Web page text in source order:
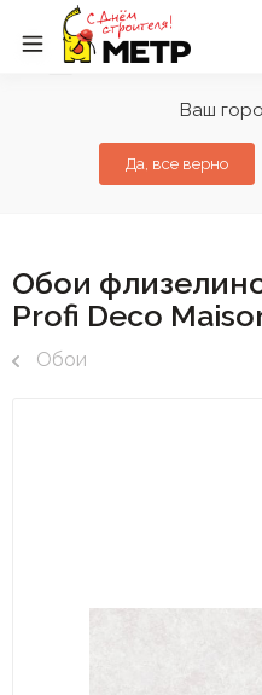
Ваш
Да, все верно
Обои
Profi Deco
Обои